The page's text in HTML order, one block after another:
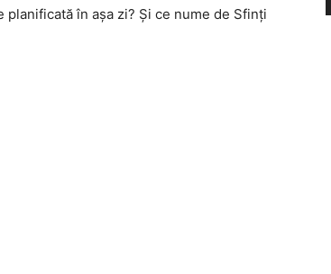
în așa zi? Și ce nume de Sfinți